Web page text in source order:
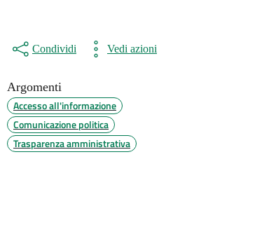
Condividi Vedi azioni
Argomenti
Accesso all'informazione
Comunicazione politica
Trasparenza amministrativa